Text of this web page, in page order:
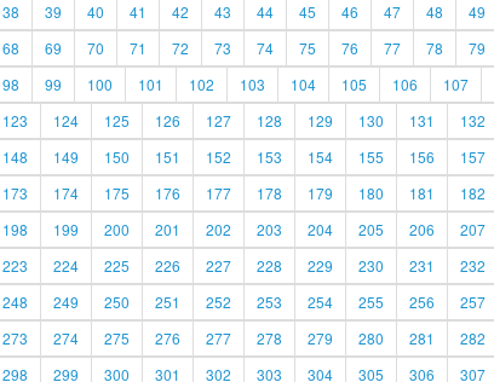
38 39 40 41 42 43 44 45 46 47 48 49
68 69 70 71 72 73 74 75 76 77 78 79
98 99 100 101 102 103 104 105 106 107
123 124 125 126 127 128 129 130 131 132
148 149 150 151 152 153 154 155 156 157
173 174 175 176 177 178 179 180 181 182
198 199 200 201 202 203 204 205 206 207
223 224 225 226 227 228 229 230 231 232
248 249 250 251 252 253 254 255 256 257
273 274 275 276 277 278 279 280 281 282
298 299 300 301 302 303 304 305 306 307